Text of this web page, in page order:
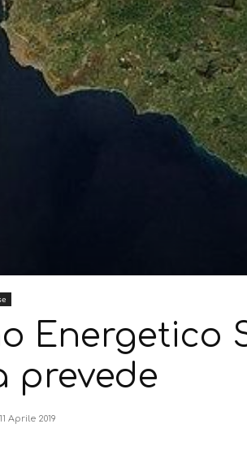
Energetico
prevede
11 Aprile 2019